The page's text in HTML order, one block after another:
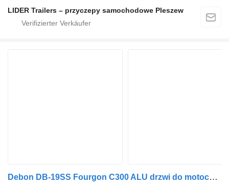
LIDER Trailers – przyczepy samochodowe Pleszew
Debon DB-19SS Fourgon C300 ALU drzwi do motocykli 1300kg